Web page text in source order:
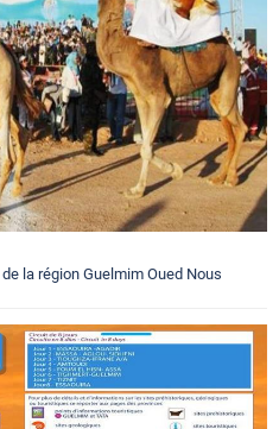
la région Guelmim Oued Nous